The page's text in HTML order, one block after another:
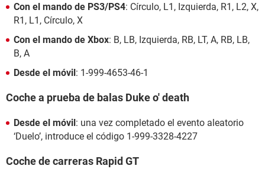
Con el mando de PS3/PS4: Círculo, L1, Izquierda, R1, L2, X,
R1, L1, Círculo, X
Con el mando de Xbox: B, LB, Izquierda, RB, LT, A, RB, LB,
B, A
Desde el móvil: 1-999-4653-46-1
Coche a prueba de balas Duke o' death
Desde el móvil: una vez completado el evento aleatorio
‘Duelo’, introduce el código 1-999-3328-4227
Coche de carreras Rapid GT